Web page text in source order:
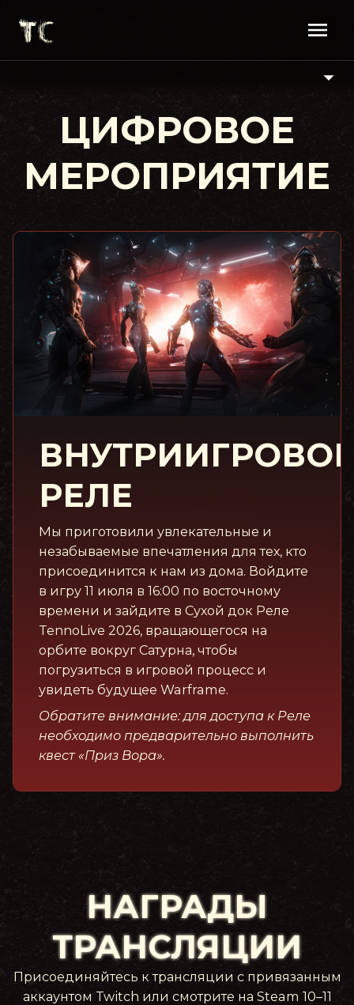
ЦИФРОВОЕ
МЕРОПРИЯТИЕ
РЕЛЕ
Мы приготовили увлекательные и
незабываемые впечатления для тех, кто
присоединится к нам из дома. Войдите
в игру 11 июля в 16:00 по восточному
времени и зайдите в Сухой док Реле
TennoLive 2026, вращающегося на
орбите вокруг Сатурна, чтобы
погрузиться в игровой процесс и
увидеть будущее Warframe.
Обратите внимание: для доступа к Реле
необходимо предварительно выполнить
квест «Приз Вора».
НАГРАДЫ
ТРАНСЛЯЦИИ
Присоединяйтесь к трансляции с привязанным
аккаунтом Twitch или смотрите на Steam 10–11